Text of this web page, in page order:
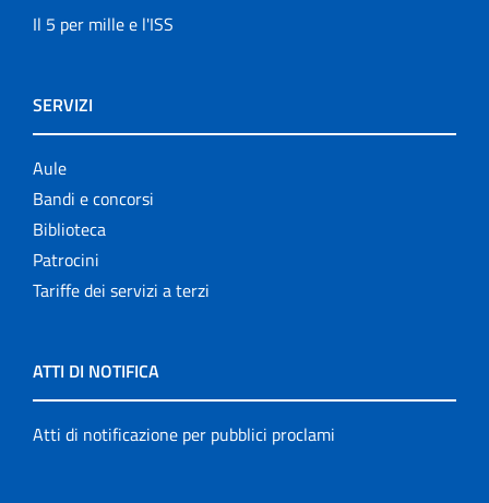
Il 5 per mille e l'ISS
SERVIZI
Aule
Bandi e concorsi
Biblioteca
Patrocini
Tariffe dei servizi a terzi
ATTI DI NOTIFICA
Atti di notificazione per pubblici proclami